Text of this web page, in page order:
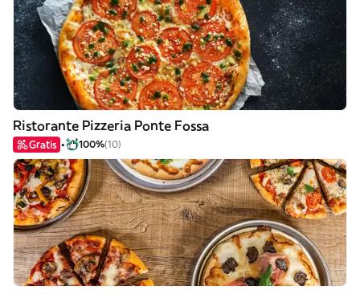
Ristorante Pizzeria Ponte Fossa
Gratis 100%(10)